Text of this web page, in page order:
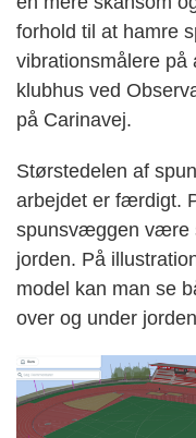
forhold til at hamre
vibrationsmålere på
klubhus ved
på Carinavej.
Størstedelen af
arbejdet er færdigt.
spunsvæggen være
jorden. På
model kan man se
over og under